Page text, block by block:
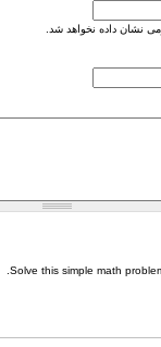
نشان داده نخواهد شد.
Solve this simple math